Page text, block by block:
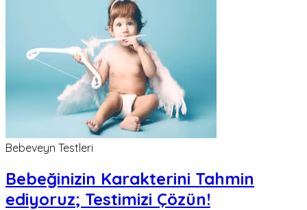
Bebeveyn Testleri
Bebeğinizin Karakterini Tahmin
ediyoruz; Testimizi Çözün!